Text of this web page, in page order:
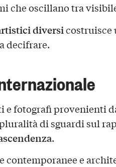
che oscillano tra
diversicostruisce
decifrare.
e fotografi provenienti
di sguardi sul
.
contemporanee e